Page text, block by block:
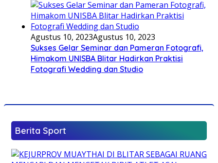
Agustus 10, 2023Agustus 10, 2023
Sukses Gelar Seminar dan Pameran Fotografi,
Himakom UNISBA Blitar Hadirkan Praktisi
Fotografi Wedding dan Studio
Berita Sport